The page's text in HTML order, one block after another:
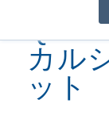
カル
ット